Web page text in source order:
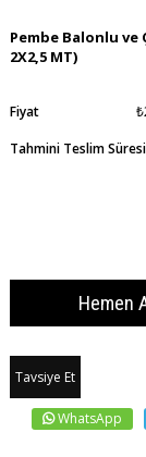
Pembe Balonlu ve
2X2,5 MT)
Fiyat
Tahmini Teslim Süresi
Tavsiye Et
WhatsApp